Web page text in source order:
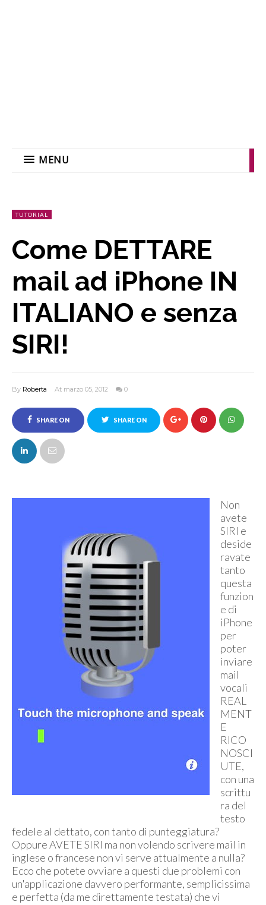
MENU
TUTORIAL
Come DETTARE
mail ad iPhone IN
ITALIANO e senza
SIRI!
By Roberta At marzo 05, 2012 0
SHARE ON
FACEBOOK
SHARE ON
Non
avete
SIRI e
deside
ravate
tanto
questa
funzion
e di
iPhone
per
poter
inviare
mail
vocali
REAL
MENT
E
RICO
NOSCI
UTE,
con una
scrittu
ra del
testo
fedele al dettato, con tanto di punteggiatura?
Oppure AVETE SIRI ma non volendo scrivere mail in
inglese o francese non vi serve attualmente a nulla?
Ecco che potete ovviare a questi due problemi con
un'applicazione davvero performante, semplicissima
e perfetta (da me direttamente testata) che vi